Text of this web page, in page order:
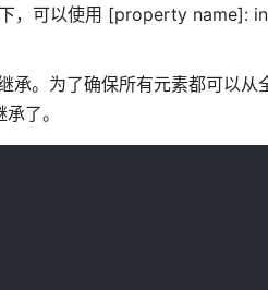
，可以使用 [property name]:
。为了确保所有元素都可以从
了。